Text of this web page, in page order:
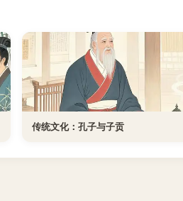
传统文化：孔子与子贡